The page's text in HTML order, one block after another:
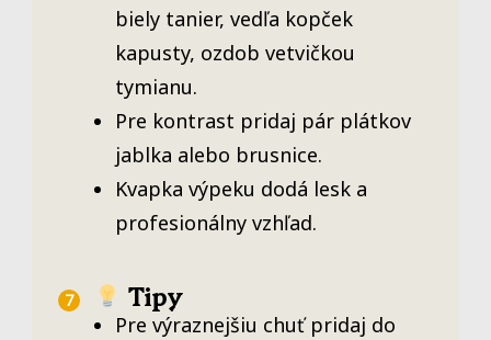
biely tanier, vedľa kopček
kapusty, ozdob vetvičkou
tymianu.
Pre kontrast pridaj pár plátkov
jablka alebo brusnice.
Kvapka výpeku dodá lesk a
profesionálny vzhľad.
Tipy
Pre výraznejšiu chuť pridaj do